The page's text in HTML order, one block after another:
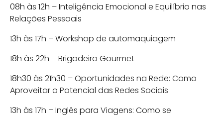
08h às 12h – Inteligência Emocional e Equilíbrio nas
Relações Pessoais
13h às 17h – Workshop de automaquiagem
18h às 22h – Brigadeiro Gourmet
18h30 às 21h30 – Oportunidades na Rede: Como
Aproveitar o Potencial das Redes Sociais
13h às 17h – Inglês para Viagens: Como se